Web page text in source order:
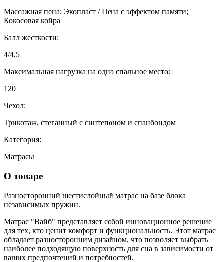
Массажная пена; Экопласт / Пена с эффектом памяти;
Кокосовая койра
Балл жесткости:
4/4,5
Максимальная нагрузка на одно спальное место:
120
Чехол:
Трикотаж, стеганный с синтепоном и спанбондом
Категория:
Матрасы
О товаре
Разносторонний шестислойный матрас на базе блока
независимых пружин.
Матрас "Вайб" представляет собой инновационное решение
для тех, кто ценит комфорт и функциональность. Этот матрас
обладает разносторонним дизайном, что позволяет выбрать
наиболее подходящую поверхность для сна в зависимости от
ваших предпочтений и потребностей.